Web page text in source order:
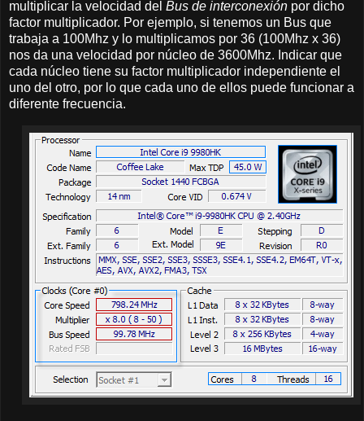
multiplicar la velocidad del Bus de interconexión por dicho
factor multiplicador. Por ejemplo, si tenemos un Bus que
trabaja a 100Mhz y lo multiplicamos por 36 (100Mhz x 36)
nos da una velocidad por núcleo de 3600Mhz. Indicar que
cada núcleo tiene su factor multiplicador independiente el
uno del otro, por lo que cada uno de ellos puede funcionar a
diferente frecuencia.